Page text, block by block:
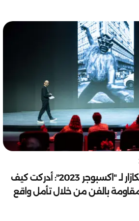
المصور سيزار بالكازار لـ "اكسبوجر 2023": أدركت كيف
بالفن من خلال تأمل واقع